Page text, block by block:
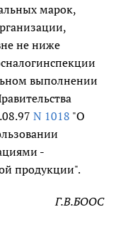
марок,
не ниже
выполнении
N 1018 "О
-
продукции".
Г.В.БООС